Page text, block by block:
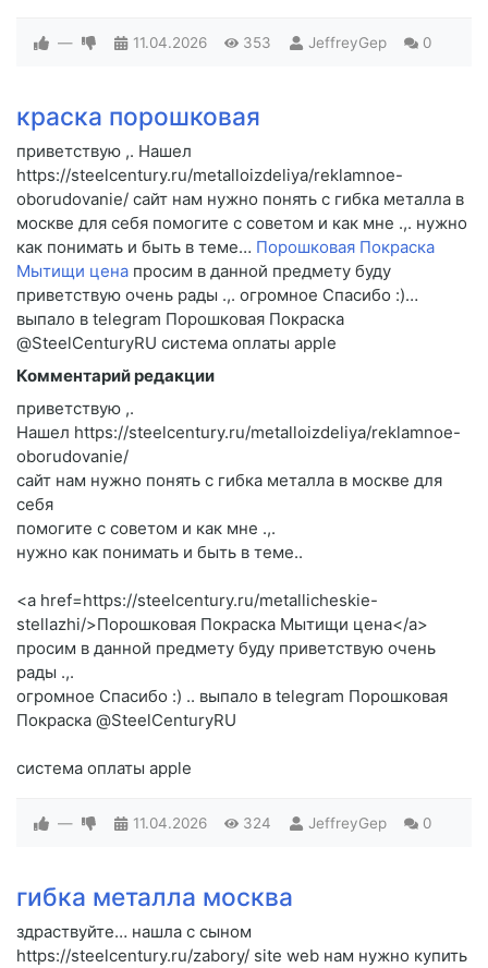
— 11.04.2026 353 JeffreyGep 0
краска порошковая
приветствую ,. Нашел
https://steelcentury.ru/metalloizdeliya/reklamnoe-
oborudovanie/ сайт нам нужно понять с гибка металла в
москве для себя помогите c советом и как мне .,. нужно
как понимать и быть в теме… Порошковая Покраска
Мытищи цена просим в данной предмету буду
приветствую очень рады .,. огромное Спасибо :)…
выпало в telegram Порошковая Покраска
@SteelCenturyRU система оплаты apple
Комментарий редакции
приветствую ,.
Нашел https://steelcentury.ru/metalloizdeliya/reklamnoe-
oborudovanie/
сайт нам нужно понять с гибка металла в москве для
себя
помогите c советом и как мне .,.
нужно как понимать и быть в теме..
<a href=https://steelcentury.ru/metallicheskie-
stellazhi/>Порошковая Покраска Мытищи цена</a>
просим в данной предмету буду приветствую очень
рады .,.
огромное Спасибо :) .. выпало в telegram Порошковая
Покраска @SteelCenturyRU
система оплаты apple
— 11.04.2026 324 JeffreyGep 0
гибка металла москва
здраствуйте… нашла с сыном
https://steelcentury.ru/zabory/ site web нам нужно купить